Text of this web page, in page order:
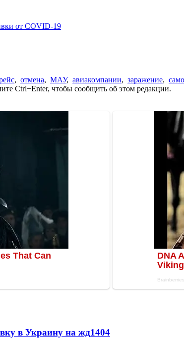
от COVID-19
, отмена, МАУ, авиакомпании, заражение,
Ctrl+Enter, чтобы сообщить об этом редакции.
в Украину на жд1404